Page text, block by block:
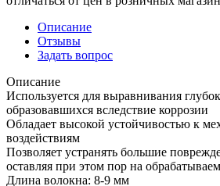
Описание
Отзывы
Задать вопрос
Описание
Используется для выравнивания
образовавшихся вследствие коррозии
Обладает высокой устойчивостью к
воздействиям
Позволяет устранять большие
оставляя при этом пор на
Длина волокна: 8-9 мм